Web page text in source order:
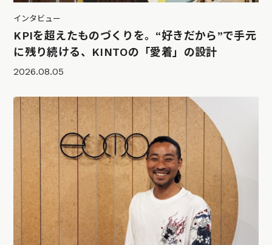
インタビュー
KPIを超えたものづくりを。“好きだから”で手元
に残り続ける、KINTOの「愛着」の設計
2026.08.05